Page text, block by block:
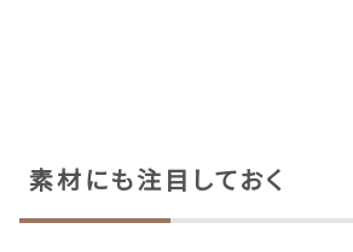
素材にも注目しておく